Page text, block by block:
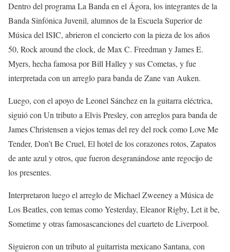
Dentro del programa La Banda en el Ágora, losintegrantes dela
Banda Sinfónica Juvenil, alumnos de la Escuela Superior de
Música del ISIC, abrieron el concierto con la pieza de los años
50, Rockaround theclock, deMax C. Freedman yJames E.
Myers, hecha famosa porBill Halley y sus Cometas, y fue
interpretada con un arreglo para banda deZanevan Auken.
Luego, con el apoyo deLeonel Sánchez en la guitarra eléctrica,
siguiócon Un tributo a Elvis Presley, con arreglos para banda de
James Christensen a viejos temas del rey del rock comoLoveMe
Tender, Don’tBe Cruel, El hotel de los corazones rotos, Zapatos
de ante azul y otros, quefueron desgranándose ante regocijo de
los presentes.
Interpretaron luego el arreglo de Michael Zweeneya Música de
Los Beatles, con temas comoYesterday, EleanorRigby, Letitbe,
Sometimey otrasfamosascancionesdel cuarteto de Liverpool.
Siguieron con un tributo al guitarrista mexicano Santana, con